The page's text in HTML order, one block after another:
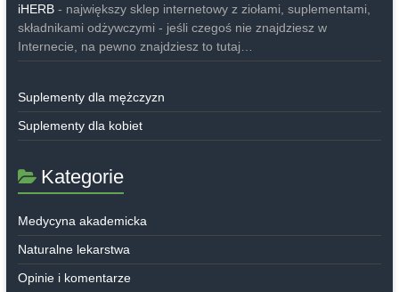
iHERB- największy sklep internetowy z ziołami, suplementami,
składnikami odżywczymi - jeśli czegoś nie znajdziesz w
Internecie, na pewno znajdziesz to tutaj…
Suplementy dla mężczyzn
Suplementy dla kobiet
Kategorie
Medycyna akademicka
Naturalne lekarstwa
Opinie i komentarze